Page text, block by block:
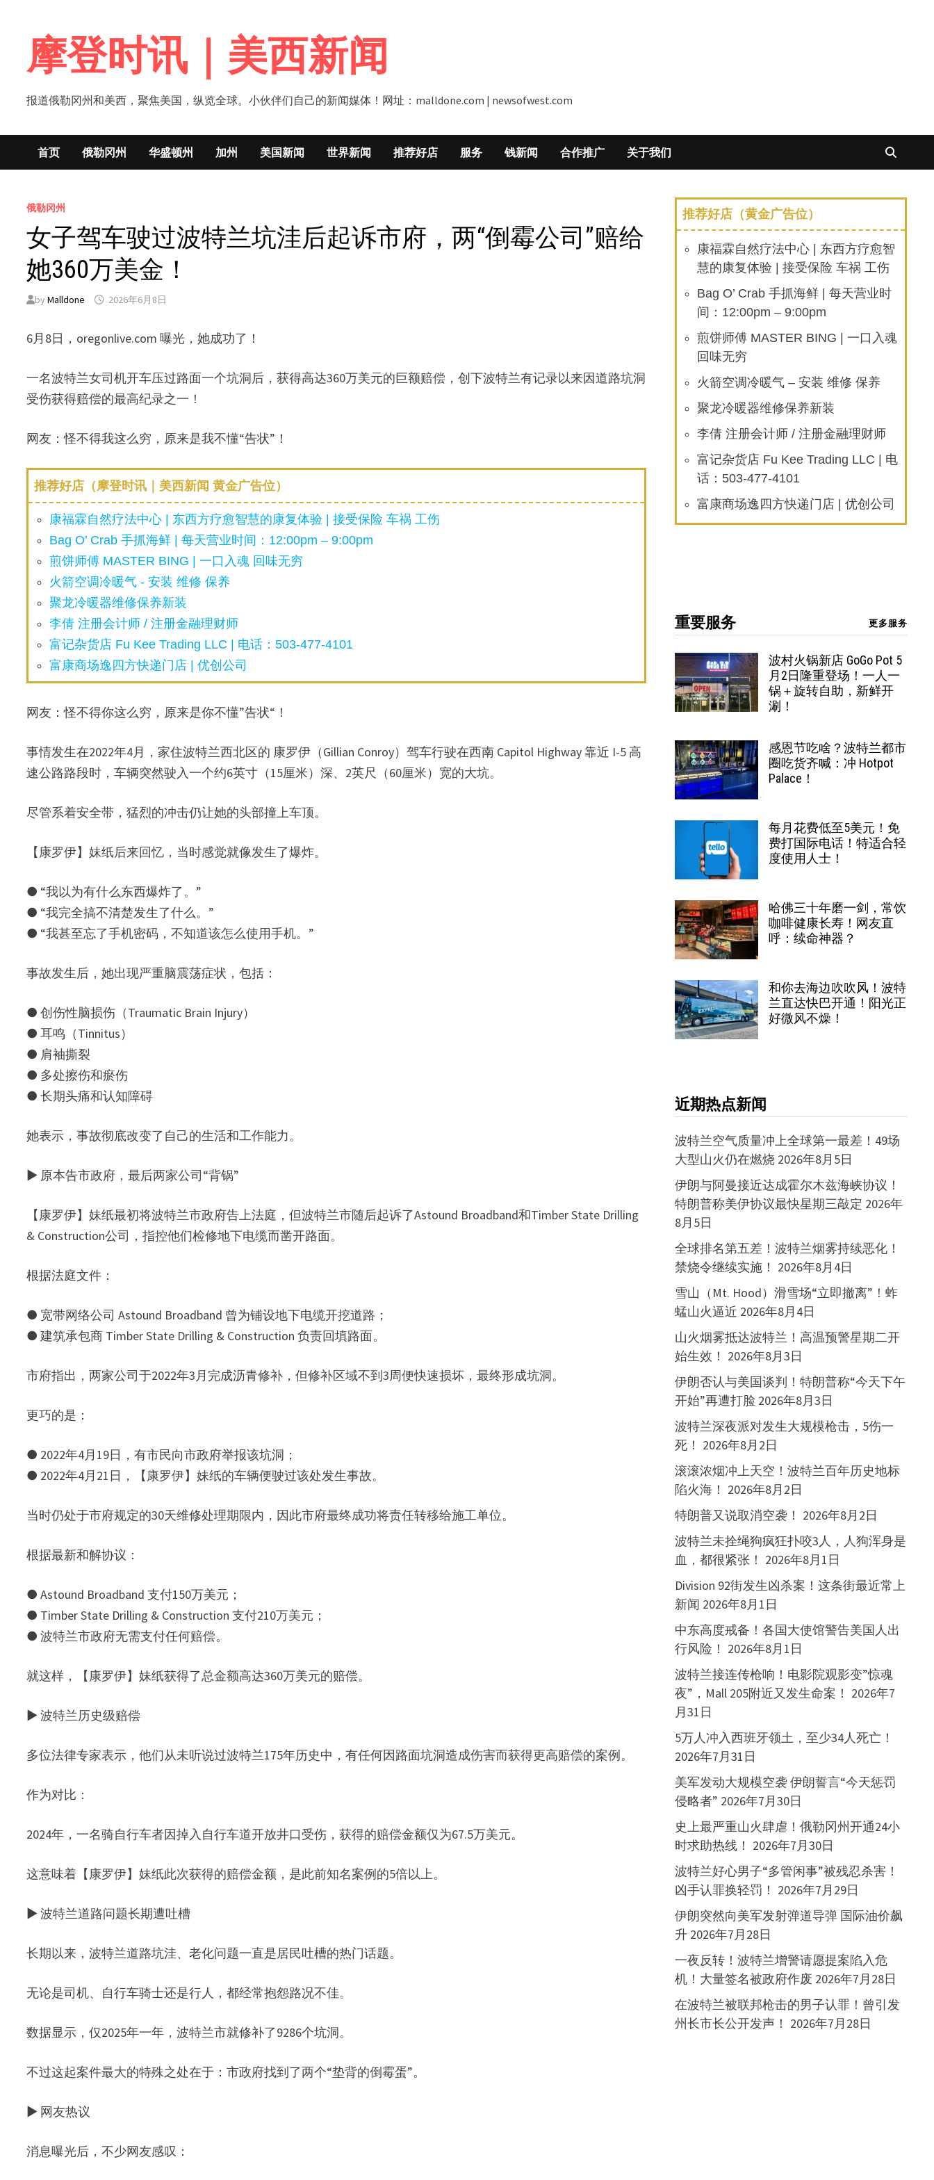
content摩登时讯｜美西新闻
报道俄勒冈州和美西，聚焦美国，纵览全球。小伙伴们自己的新闻媒体！网址：malldone.com | newsofwest.com
首页 俄勒冈州 华盛顿州 加州 美国新闻 世界新闻 推荐好店 服务 钱新闻 合作推广 关于我们
俄勒冈州
女子驾车驶过波特兰坑洼后起诉市府，两“倒霉公司”赔给
她360万美金！
byMalldone 2026年6月8日
6月8日，oregonlive.com 曝光，她成功了！
一名波特兰女司机开车压过路面一个坑洞后，获得高达360万美元的巨额赔偿，创下波特兰有记录以来因道路坑洞
受伤获得赔偿的最高纪录之一！
网友：怪不得我这么穷，原来是我不懂“告状”！
推荐好店（摩登时讯｜美西新闻 黄金广告位）
康福霖自然疗法中心 | 东西方疗愈智慧的康复体验 | 接受保险 车祸 工伤
Bag O’ Crab 手抓海鲜 | 每天营业时间：12:00pm – 9:00pm
煎饼师傅 MASTER BING | 一口入魂 回味无穷
火箭空调冷暖气 - 安装 维修 保养
聚龙冷暖器维修保养新装
李倩 注册会计师 / 注册金融理财师
富记杂货店 Fu Kee Trading LLC | 电话：503-477-4101
富康商场逸四方快递门店 | 优创公司
网友：怪不得你这么穷，原来是你不懂”告状“！
事情发生在2022年4月，家住波特兰西北区的 康罗伊（Gillian Conroy）驾车行驶在西南 Capitol Highway 靠近 I-5 高
速公路路段时，车辆突然驶入一个约6英寸（15厘米）深、2英尺（60厘米）宽的大坑。
尽管系着安全带，猛烈的冲击仍让她的头部撞上车顶。
【康罗伊】妹纸后来回忆，当时感觉就像发生了爆炸。
● “我以为有什么东西爆炸了。”
● “我完全搞不清楚发生了什么。”
● “我甚至忘了手机密码，不知道该怎么使用手机。”
事故发生后，她出现严重脑震荡症状，包括：
● 创伤性脑损伤（Traumatic Brain Injury）
● 耳鸣（Tinnitus）
● 肩袖撕裂
● 多处擦伤和瘀伤
● 长期头痛和认知障碍
她表示，事故彻底改变了自己的生活和工作能力。
▶ 原本告市政府，最后两家公司“背锅”
【康罗伊】妹纸最初将波特兰市政府告上法庭，但波特兰市随后起诉了Astound Broadband和Timber State Drilling
& Construction公司，指控他们检修地下电缆而凿开路面。
根据法庭文件：
● 宽带网络公司 Astound Broadband 曾为铺设地下电缆开挖道路；
● 建筑承包商 Timber State Drilling & Construction 负责回填路面。
市府指出，两家公司于2022年3月完成沥青修补，但修补区域不到3周便快速损坏，最终形成坑洞。
更巧的是：
● 2022年4月19日，有市民向市政府举报该坑洞；
● 2022年4月21日，【康罗伊】妹纸的车辆便驶过该处发生事故。
当时仍处于市府规定的30天维修处理期限内，因此市府最终成功将责任转移给施工单位。
根据最新和解协议：
● Astound Broadband 支付150万美元；
● Timber State Drilling & Construction 支付210万美元；
● 波特兰市政府无需支付任何赔偿。
就这样，【康罗伊】妹纸获得了总金额高达360万美元的赔偿。
▶ 波特兰历史级赔偿
多位法律专家表示，他们从未听说过波特兰175年历史中，有任何因路面坑洞造成伤害而获得更高赔偿的案例。
作为对比：
2024年，一名骑自行车者因掉入自行车道开放井口受伤，获得的赔偿金额仅为67.5万美元。
这意味着【康罗伊】妹纸此次获得的赔偿金额，是此前知名案例的5倍以上。
▶ 波特兰道路问题长期遭吐槽
长期以来，波特兰道路坑洼、老化问题一直是居民吐槽的热门话题。
无论是司机、自行车骑士还是行人，都经常抱怨路况不佳。
数据显示，仅2025年一年，波特兰市就修补了9286个坑洞。
不过这起案件最大的特殊之处在于：市政府找到了两个“垫背的倒霉蛋”。
▶ 网友热议
消息曝光后，不少网友感叹：
推荐好店（黄金广告位）
康福霖自然疗法中心 | 东西方疗愈智
慧的康复体验 | 接受保险 车祸 工伤
Bag O’ Crab 手抓海鲜 | 每天营业时
间：12:00pm – 9:00pm
煎饼师傅 MASTER BING | 一口入魂
回味无穷
火箭空调冷暖气 – 安装 维修 保养
聚龙冷暖器维修保养新装
李倩 注册会计师 / 注册金融理财师
富记杂货店 Fu Kee Trading LLC | 电
话：503-477-4101
富康商场逸四方快递门店 | 优创公司
重要服务 更多服务
波村火锅新店 GoGo Pot 5
月2日隆重登场！一人一
锅＋旋转自助，新鲜开
涮！
感恩节吃啥？波特兰都市
圈吃货齐喊：冲 Hotpot
Palace！
每月花费低至5美元！免
费打国际电话！特适合轻
度使用人士！
哈佛三十年磨一剑，常饮
咖啡健康长寿！网友直
呼：续命神器？
和你去海边吹吹风！波特
兰直达快巴开通！阳光正
好微风不燥！
近期热点新闻
波特兰空气质量冲上全球第一最差！49场
大型山火仍在燃烧 2026年8月5日
伊朗与阿曼接近达成霍尔木兹海峡协议！
特朗普称美伊协议最快星期三敲定 2026年
8月5日
全球排名第五差！波特兰烟雾持续恶化！
禁烧令继续实施！ 2026年8月4日
雪山（Mt. Hood）滑雪场“立即撤离”！蚱
蜢山火逼近 2026年8月4日
山火烟雾抵达波特兰！高温预警星期二开
始生效！ 2026年8月3日
伊朗否认与美国谈判！特朗普称“今天下午
开始”再遭打脸 2026年8月3日
波特兰深夜派对发生大规模枪击，5伤一
死！ 2026年8月2日
滚滚浓烟冲上天空！波特兰百年历史地标
陷火海！ 2026年8月2日
特朗普又说取消空袭！ 2026年8月2日
波特兰未拴绳狗疯狂扑咬3人，人狗浑身是
血，都很紧张！ 2026年8月1日
Division 92街发生凶杀案！这条街最近常上
新闻 2026年8月1日
中东高度戒备！各国大使馆警告美国人出
行风险！ 2026年8月1日
波特兰接连传枪响！电影院观影变”惊魂
夜”，Mall 205附近又发生命案！ 2026年7
月31日
5万人冲入西班牙领土，至少34人死亡！
2026年7月31日
美军发动大规模空袭 伊朗誓言“今天惩罚
侵略者” 2026年7月30日
史上最严重山火肆虐！俄勒冈州开通24小
时求助热线！ 2026年7月30日
波特兰好心男子“多管闲事”被残忍杀害！
凶手认罪换轻罚！ 2026年7月29日
伊朗突然向美军发射弹道导弹 国际油价飙
升 2026年7月28日
一夜反转！波特兰增警请愿提案陷入危
机！大量签名被政府作废 2026年7月28日
在波特兰被联邦枪击的男子认罪！曾引发
州长市长公开发声！ 2026年7月28日